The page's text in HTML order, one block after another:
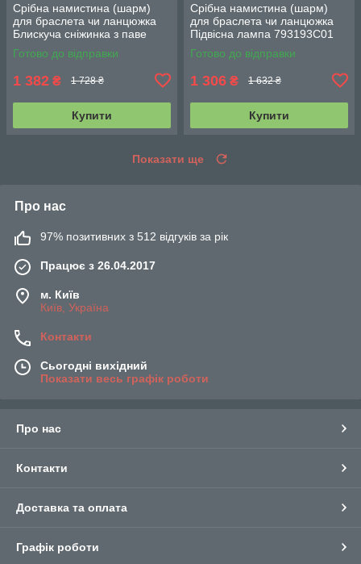
Срібна намистина (шарм)
для браслета чи ланцюжка
Блискуча сніжинка з паве
799224C01
Готово до відправки
1 382 ₴ 1 728 ₴
Купити
Срібна намистина (шарм)
для браслета чи ланцюжка
Підвісна лампа 793193C01
Готово до відправки
1 306 ₴ 1 632 ₴
Купити
Показати ще
Про нас
97% позитивних з 512 відгуків за рік
Працює з 26.04.2017
м. Київ
Київ, Україна
Контакти
Сьогодні вихідний
Показати весь графік роботи
Про нас
Контакти
Доставка та оплата
Графік роботи